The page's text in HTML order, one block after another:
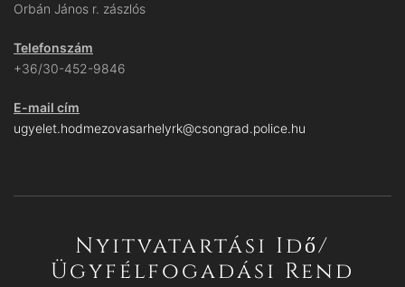
Orbán János r. zászlós
Telefonszám
+36/30-452-9846
E-mail cím
ugyelet.hodmezovasarhelyrk@csongrad.police.hu
Nyitvatartási Idő/
Ügyfélfogadási Rend